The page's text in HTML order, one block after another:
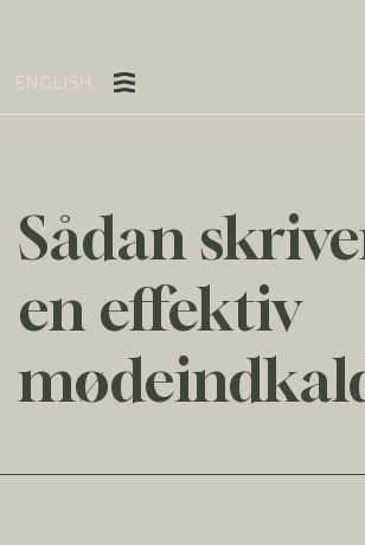
ENGLISH
Sådan
en effektiv